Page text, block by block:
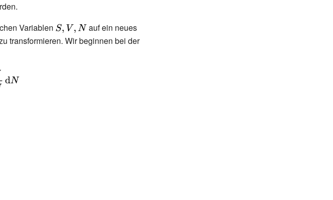
Variablen {\displaystyle
S,V,N}
auf ein neues
transformieren. Wir beginnen bei der